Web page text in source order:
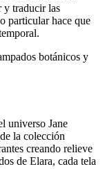
y traducir las
particular hace que
universo Jane
la colección
creando relieve
de Elara, cada tela